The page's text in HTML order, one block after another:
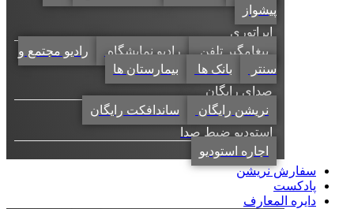
پیشواز
اپراتوری
پیغامگیر تلفن
رادیو نمایشگاه
رادیو مجتمع و
سنتر
بانک ها
بیمارستان ها
صدای رایگان
نریشن رایگان
ساندافکت رایگان
استودیو ضبط صدا
اجاره استودیو
سفارش نریشن
پادکست
دایره المعارف